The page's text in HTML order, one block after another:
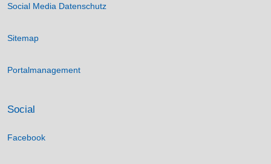
Social Media Datenschutz
Sitemap
Portalmanagement
Social
Facebook